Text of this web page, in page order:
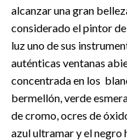
alcanzar una gran
considerado el pintor
luz uno de sus
auténticas ventanas
concentrada en los
bermellón, verde
de cromo, ocres de
azul ultramar y el negro